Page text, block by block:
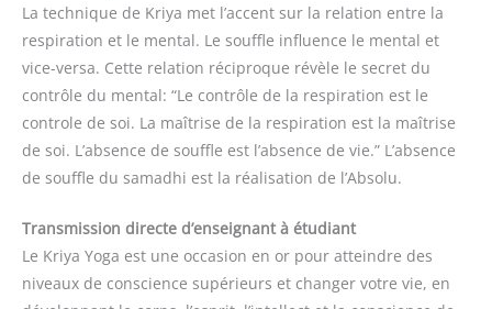
La technique de Kriya met l’accent sur la relation entre la
respiration et le mental. Le souffle influence le mental et
vice-versa. Cette relation réciproque révèle le secret du
contrôle du mental: “Le contrôle de la respiration est le
controle de soi. La maîtrise de la respiration est la maîtrise
de soi. L’absence de souffle est l’absence de vie.” L’absence
de souffle du samadhi est la réalisation de l’Absolu.
Transmission directe d’enseignant à étudiant
Le Kriya Yoga est une occasion en or pour atteindre des
niveaux de conscience supérieurs et changer votre vie, en